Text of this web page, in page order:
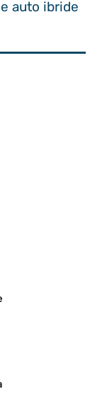
auto ibride